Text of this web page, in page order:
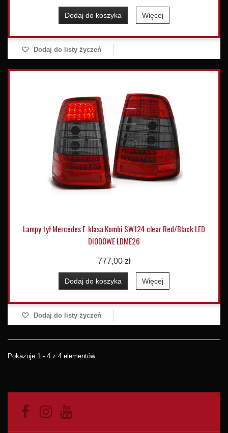
Dodaj do koszyka Więcej
Dodaj do listy życzeń
Lampy tył Mercedes E-klasa Kombi SW124 clear Red/Black LED
DIODOWE LDME26
777,00 zł
Dodaj do koszyka Więcej
Dodaj do listy życzeń
Pokazuje 1 - 4 z 4 elementów